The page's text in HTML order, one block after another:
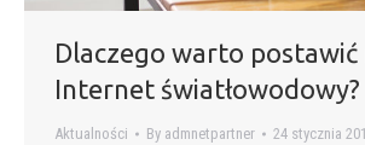
Dlaczego warto postawić
Internet światłowodowy?
Aktualności By admnetpartner 24 stycznia